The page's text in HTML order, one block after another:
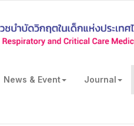
News & Event Journal